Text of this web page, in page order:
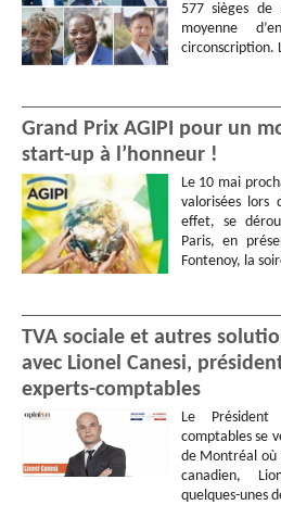
577 sièges
moyenne
circonscription.
Grand Prix AGIPI pour un
start-up à l’honneur !
Le 10 mai
valorisées lors
effet, se
Paris, en
Fontenoy, la
TVA sociale et autres
avec Lionel Canesi,
experts-comptables
Le
comptables se
de Montréal où
canadien,
quelques-unes